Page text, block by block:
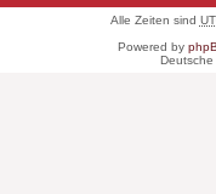
Alle Zeiten sind
Powered by